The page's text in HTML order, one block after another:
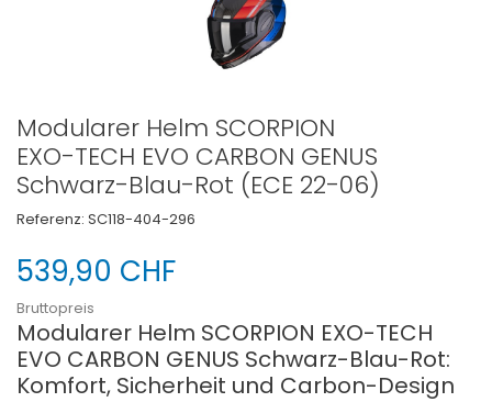
Modularer Helm SCORPION
EXO-TECH EVO CARBON GENUS
Schwarz-Blau-Rot (ECE 22-06)
Referenz: SC118-404-296
539,90 CHF
Bruttopreis
Modularer Helm SCORPION EXO-TECH
EVO CARBON GENUS Schwarz-Blau-Rot:
Komfort, Sicherheit und Carbon-Design